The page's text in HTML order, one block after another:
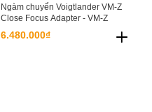
Ngàm chuyển Voigtlander VM-Z
Close Focus Adapter - VM-Z
6.480.000₫